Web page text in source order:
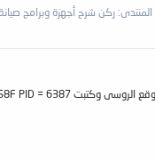
المنتدى: ركن شرح أجهزة وبرامج